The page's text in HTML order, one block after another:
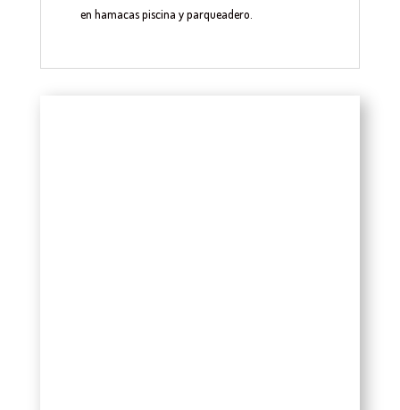
en hamacas piscina y parqueadero.